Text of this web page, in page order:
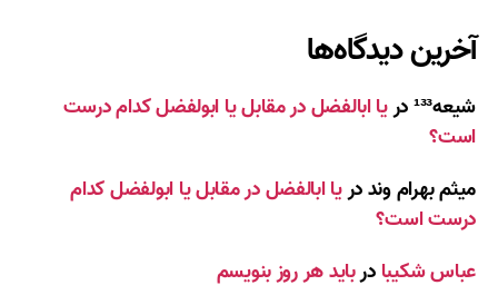
آخرین دیدگاه‌ها
شیعه¹³³ دریا ابالفضل در مقابل یا ابولفضل کدام درست
است؟
میثم بهرام ونددریا ابالفضل در مقابل یا ابولفضل کدام
درست است؟
عباس شکیبا درباید هر روز بنویسم